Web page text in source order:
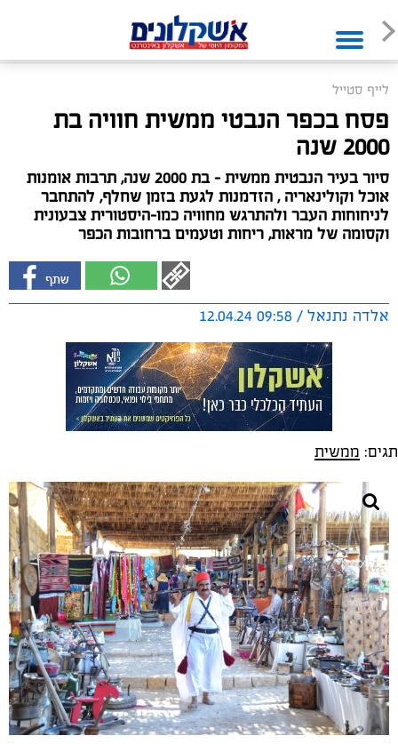
לייף סטייל
פסח בכפר הנבטי ממשית חוויה בת
2000 שנה
סיור בעיר הנבטית ממשית - בת 2000 שנה, תרבות אומנות
אוכל וקולינאריה , הזדמנות לגעת בזמן שחלף, להתחבר
לניחוחות העבר ולהתרגש מחוויה כמו-היסטורית צבעונית
וקסומה של מראות, ריחות וטעמים ברחובות הכפר
אלדה נתנאל / 09:58 12.04.24
תגים: ממשית